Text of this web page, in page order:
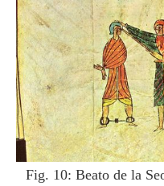
Fig. 10: Beato de la